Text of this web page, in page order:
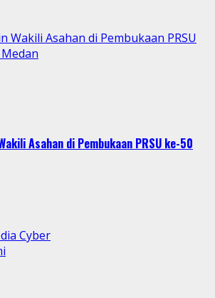
Wakili Asahan di Pembukaan PRSU
Asahan di Pembukaan PRSU ke-50
Cyber